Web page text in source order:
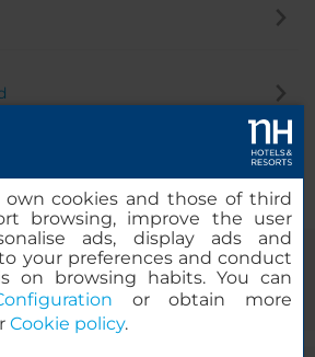
own cookies and those of third
browsing, improve the user
ads, display ads and
your preferences and conduct
on browsing habits. You can
or obtain more
Cookie policy.